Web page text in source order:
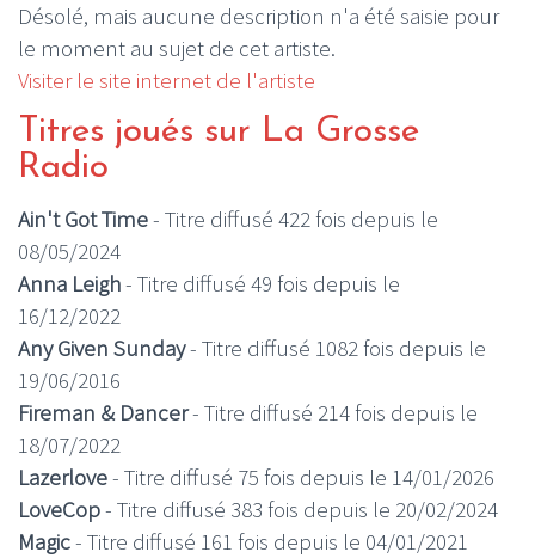
Désolé, mais aucune description n'a été saisie pour
le moment au sujet de cet artiste.
Visiter le site internet de l'artiste
Titres joués sur La Grosse
Radio
Ain't Got Time- Titre diffusé 422 fois depuis le
08/05/2024
Anna Leigh- Titre diffusé 49 fois depuis le
16/12/2022
Any Given Sunday- Titre diffusé 1082 fois depuis le
19/06/2016
Fireman & Dancer- Titre diffusé 214 fois depuis le
18/07/2022
Lazerlove- Titre diffusé 75 fois depuis le 14/01/2026
LoveCop- Titre diffusé 383 fois depuis le 20/02/2024
Magic- Titre diffusé 161 fois depuis le 04/01/2021